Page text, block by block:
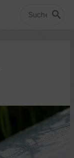
Search